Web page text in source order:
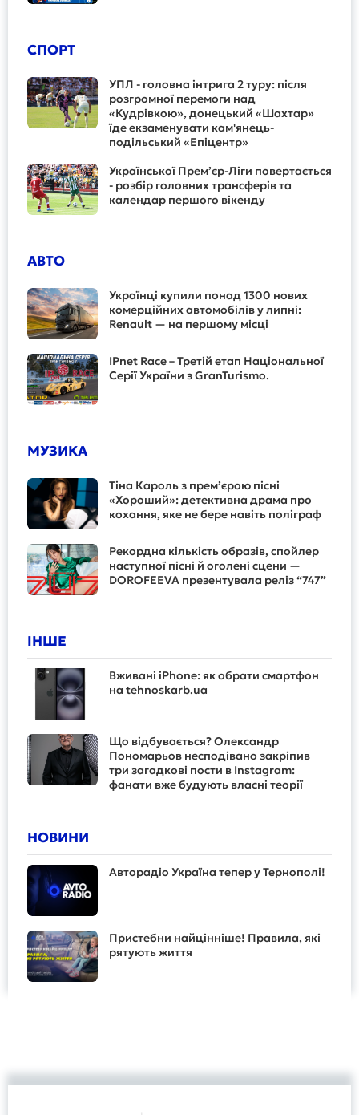
СПОРТ
УПЛ - головна інтрига 2 туру: після
розгромної перемоги над
«Кудрівкою», донецький «Шахтар»
їде екзаменувати кам'янець-
подільський «Епіцентр»
Української Прем’єр-Ліги повертається
- розбір головних трансферів та
календар першого вікенду
АВТО
Українці купили понад 1300 нових
комерційних автомобілів у липні:
Renault — на першому місці
IPnet Race – Третій етап Національної
Серії України з GranTurismo.
МУЗИКА
Тіна Кароль з прем’єрою пісні
«Хороший»: детективна драма про
кохання, яке не бере навіть поліграф
Рекордна кількість образів, спойлер
наступної пісні й оголені сцени —
DOROFEEVA презентувала реліз “747”
ІНШЕ
Вживані iPhone: як обрати смартфон
на tehnoskarb.ua
Що відбувається? Олександр
Пономарьов несподівано закріпив
три загадкові пости в Instagram:
фанати вже будують власні теорії
НОВИНИ
Авторадіо Україна тепер у Тернополі!
Пристебни найцінніше! Правила, які
рятують життя